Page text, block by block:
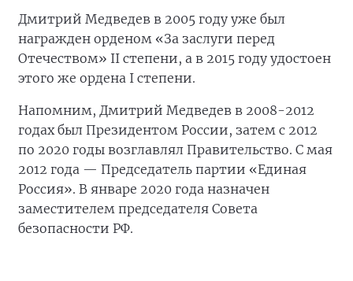
Дмитрий Медведев в 2005 году уже был
награжден орденом «За заслуги перед
Отечеством» II степени, а в 2015 году удостоен
этого же ордена I степени.
Напомним, Дмитрий Медведев в 2008-2012
годах был Президентом России, затем с 2012
по 2020 годы возглавлял Правительство. С мая
2012 года — Председатель партии «Единая
Россия». В январе 2020 года назначен
заместителем председателя Совета
безопасности РФ.